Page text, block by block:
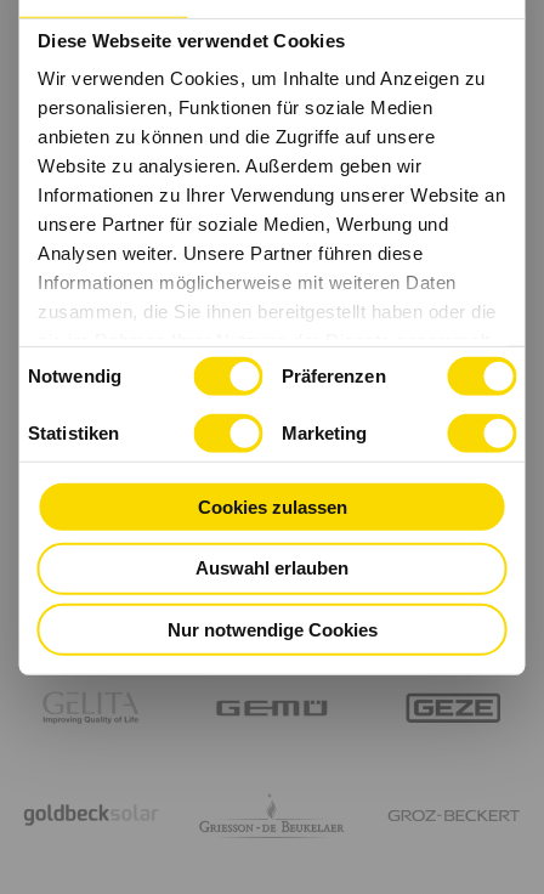
Diese Webseite verwendet Cookies
Wir verwenden Cookies, um Inhalte und Anzeigen zu
personalisieren, Funktionen für soziale Medien
anbieten zu können und die Zugriffe auf unsere
Website zu analysieren. Außerdem geben wir
Informationen zu Ihrer Verwendung unserer Website an
unsere Partner für soziale Medien, Werbung und
Analysen weiter. Unsere Partner führen diese
Informationen möglicherweise mit weiteren Daten
zusammen, die Sie ihnen bereitgestellt haben oder die
haben.
Notwendig Präferenzen
Statistiken Marketing
Cookies zulassen
Auswahl erlauben
Nur notwendige Cookies